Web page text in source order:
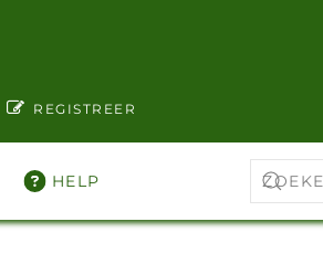
REGISTREER
HELP